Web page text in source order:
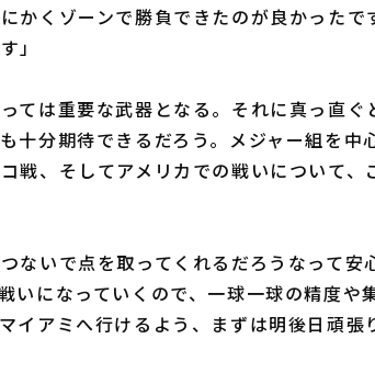
かくゾーンで勝負できたのが良かったで
」
ては重要な武器となる。それに真っ直ぐ
十分期待できるだろう。メジャー組を中
戦、そしてアメリカでの戦いについて、
ないで点を取ってくれるだろうなって安
いになっていくので、一球一球の精度や
イアミへ行けるよう、まずは明後日頑張